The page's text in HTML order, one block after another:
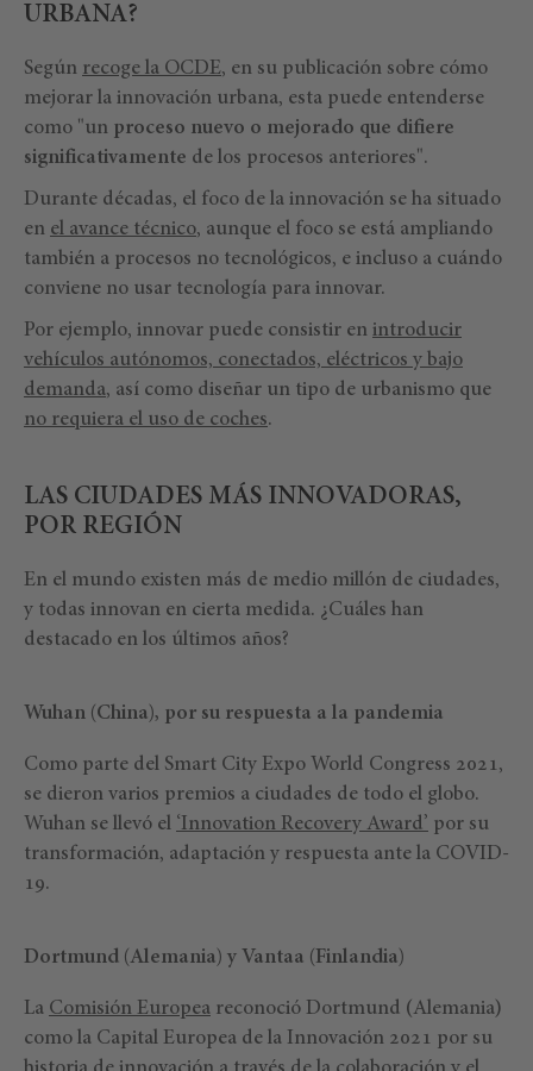
URBANA?
Según recoge la OCDE, en su publicación sobre cómo
mejorar la innovación urbana, esta puede entenderse
como "un proceso nuevo o mejorado que difiere
significativamente de los procesos anteriores".
Durante décadas, el foco de la innovación se ha situado
en el avance técnico, aunque el foco se está ampliando
también a procesos no tecnológicos, e incluso a cuándo
conviene no usar tecnología para innovar.
Por ejemplo, innovar puede consistir en introducir
vehículos autónomos, conectados, eléctricos y bajo
demanda, así como diseñar un tipo de urbanismo que
no requiera el uso de coches.
LAS CIUDADES MÁS INNOVADORAS,
POR REGIÓN
En el mundo existen más de medio millón de ciudades,
y todas innovan en cierta medida. ¿Cuáles han
destacado en los últimos años?
Wuhan (China), por su respuesta a la pandemia
Como parte del Smart City Expo World Congress 2021,
se dieron varios premios a ciudades de todo el globo.
Wuhan se llevó el ‘Innovation Recovery Award’ por su
transformación, adaptación y respuesta ante la COVID-
19.
Dortmund (Alemania) y Vantaa (Finlandia)
La Comisión Europea reconoció Dortmund (Alemania)
como la Capital Europea de la Innovación 2021 por su